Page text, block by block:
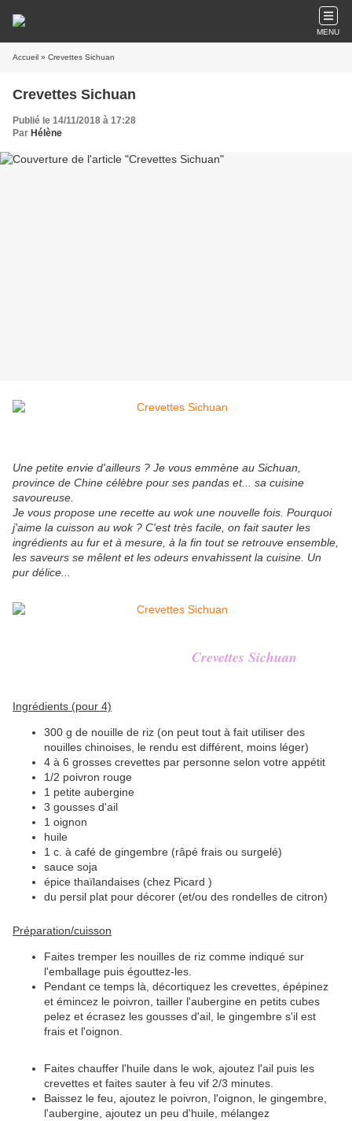
MENU
Accueil » Crevettes Sichuan
Crevettes Sichuan
Publié le 14/11/2018 à 17:28
Par Hélène
Une petite envie d'ailleurs ? Je vous emmène au Sichuan,
province de Chine célèbre pour ses pandas et... sa cuisine
savoureuse.
Je vous propose une recette au wok une nouvelle fois. Pourquoi
j'aime la cuisson au wok ? C'est très facile, on fait sauter les
ingrédients au fur et à mesure, à la fin tout se retrouve ensemble,
les saveurs se mêlent et les odeurs envahissent la cuisine. Un
pur délice...
Crevettes Sichuan
Ingrédients (pour 4)
300 g de nouille de riz (on peut tout à fait utiliser des
nouilles chinoises, le rendu est différent, moins léger)
4 à 6 grosses crevettes par personne selon votre appétit
1/2 poivron rouge
1 petite aubergine
3 gousses d'ail
1 oignon
huile
1 c. à café de gingembre (râpé frais ou surgelé)
sauce soja
épice thaïlandaises (chez Picard )
du persil plat pour décorer (et/ou des rondelles de citron)
Préparation/cuisson
Faites tremper les nouilles de riz comme indiqué sur
l'emballage puis égouttez-les.
Pendant ce temps là, décortiquez les crevettes, épépinez
et émincez le poivron, tailler l'aubergine en petits cubes
pelez et écrasez les gousses d'ail, le gingembre s'il est
frais et l'oignon.
Faites chauffer l'huile dans le wok, ajoutez l'ail puis les
crevettes et faites sauter à feu vif 2/3 minutes.
Baissez le feu, ajoutez le poivron, l'oignon, le gingembre,
l'aubergine, ajoutez un peu d'huile, mélangez